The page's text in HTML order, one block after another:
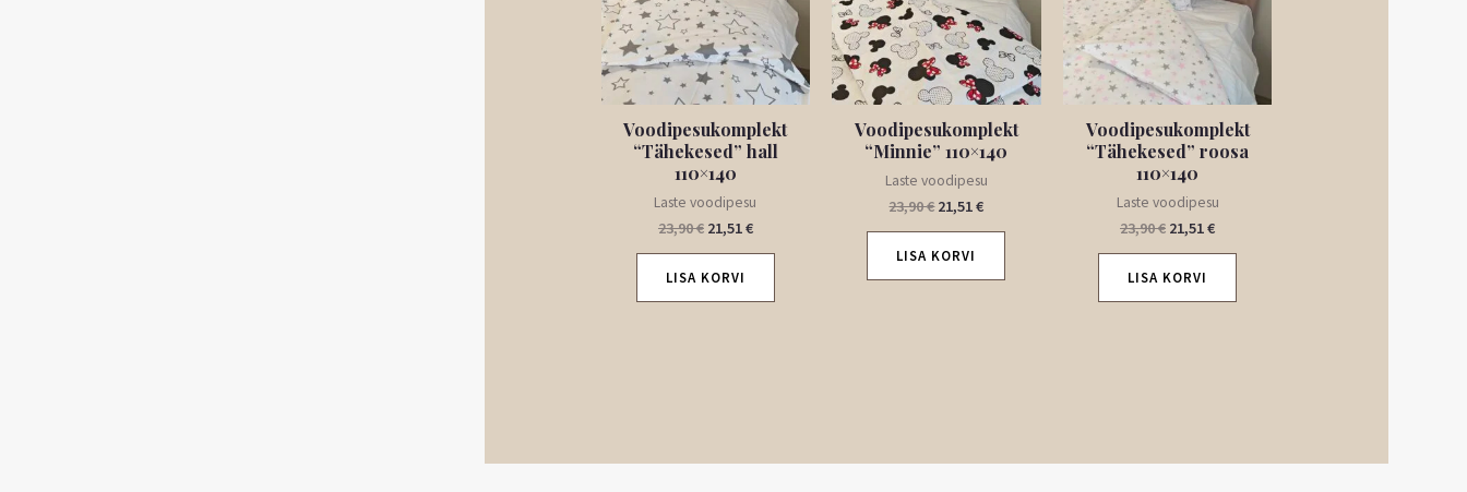
Voodipesukomplekt
“Tähekesed” hall
110×140
Laste voodipesu
23,90€ 21,51€
LISA KORVI
Voodipesukomplekt
“Minnie” 110×140
Laste voodipesu
23,90€21,51€
LISA KORVI
Voodipesukomplekt
“Tähekesed” roosa
110×140
Laste voodipesu
23,90€ 21,51€
LISA KORVI